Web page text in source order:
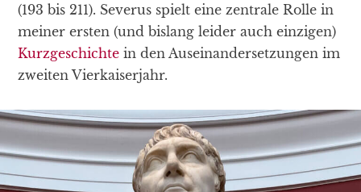
(193 bis 211). Severus spielt eine zentrale Rolle in
meiner ersten (und bislang leider auch einzigen)
Kurzgeschichte in den Auseinandersetzungen im
zweiten Vierkaiserjahr.